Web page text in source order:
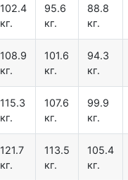
102.4
кг.
95.6
кг.
88.8
кг.
108.9
кг.
101.6
кг.
94.3
кг.
115.3
кг.
107.6
кг.
99.9
кг.
121.7
кг.
113.5
кг.
105.4
кг.